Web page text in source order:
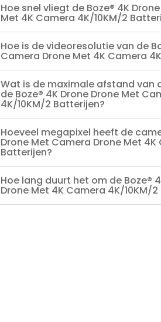
Hoe snel vliegt de Boze® 4K
Met 4K Camera 4K/10KM/2
Hoe is de videoresolutie van de
Camera Drone Met 4K Camera
Wat is de maximale afstand van
de Boze® 4K Drone Drone Met
4K/10KM/2 Batterijen?
Hoeveel megapixel heeft de
Drone Met Camera Drone Met 4K
Batterijen?
Hoe lang duurt het om de Boze®
Drone Met 4K Camera 4K/10KM/